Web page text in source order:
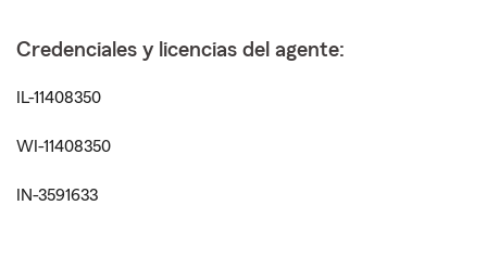
Credenciales y licencias del agente:
IL-11408350
WI-11408350
IN-3591633